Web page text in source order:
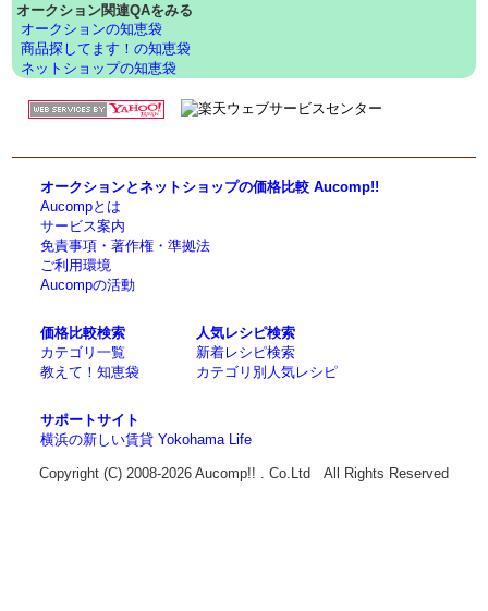
オークション関連QAをみる
オークションの知恵袋
商品探してます！の知恵袋
ネットショップの知恵袋
オークションとネットショップの価格比較 Aucomp!!
Aucompとは
サービス案内
免責事項・著作権・準拠法
ご利用環境
Aucompの活動
価格比較検索
カテゴリ一覧
教えて！知恵袋
人気レシピ検索
新着レシピ検索
カテゴリ別人気レシピ
サポートサイト
横浜の新しい賃貸 Yokohama Life
Copyright (C) 2008-2026 Aucomp!! . Co.Ltd All Rights Reserved